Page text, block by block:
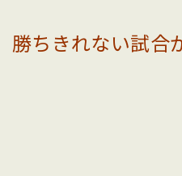
勝ちきれない試合